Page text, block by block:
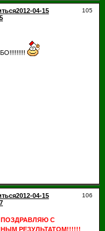
105
2012-04-15
106
2012-04-15
ПОЗДРАВЛЯЮ С
РЕЗУЛЬТАТОМ!!!!!!